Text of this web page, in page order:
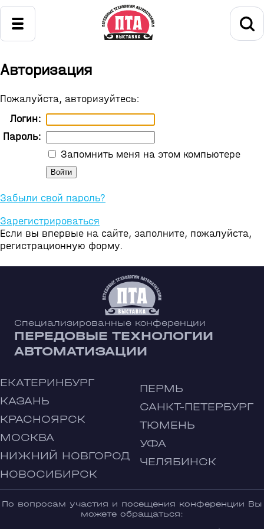
Авторизация
Пожалуйста, авторизуйтесь:
Логин:
Пароль:
Запомнить меня на этом компьютере
Забыли свой пароль?
Зарегистрироваться
Если вы впервые на сайте, заполните, пожалуйста,
регистрационную форму.
Специализированные конференции
ПЕРЕДОВЫЕ ТЕХНОЛОГИИ
АВТОМАТИЗАЦИИ
ЕКАТЕРИНБУРГ
КАЗАНЬ
КРАСНОЯРСК
МОСКВА
НИЖНИЙ НОВГОРОД
НОВОСИБИРСК
ПЕРМЬ
САНКТ-ПЕТЕРБУРГ
ТЮМЕНЬ
УФА
ЧЕЛЯБИНСК
По вопросам участия и посещения конференции Вы
можете обращаться: